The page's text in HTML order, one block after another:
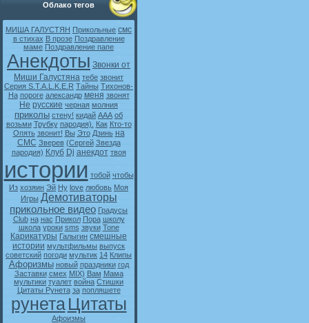
Облако тегов
МИША ГАЛУСТЯН Прикольные смс
в стихах В прозе Поздравление
маме Поздравление папе
Анекдоты Звонки от
Миши Галустяна тебе звонит
Серия S.T.A.L.K.E.R Тайны Тихонов-
На пороге александр меня звонят
Не русские черная молния
приколы стену! кидай ААА об
возьми Трубку пародия). Как Кто-то
Опять звонит! Вы Это Дзинь на
СМС Зверев (Сергей Звезда
пародия) Клуб Dj анекдот твоя
истории тобой чтобы
Из хозяин Эй Ну love любовь Моя
Игры Демотиваторы
прикольное видео Градусы
Club на нас Прикол Пора школу
школа уроки sms звуки Tone
Карикатуры Галыгин смешные
истории мультфильмы выпуск
советский погоди мультик 14 Клипы
Афоризмы новый праздники год
Заставки смех MIX) Вам Мама
мультики туалет война Стишки
Цитаты Рунета за попляшете
рунетаЦитаты
Афоизмы